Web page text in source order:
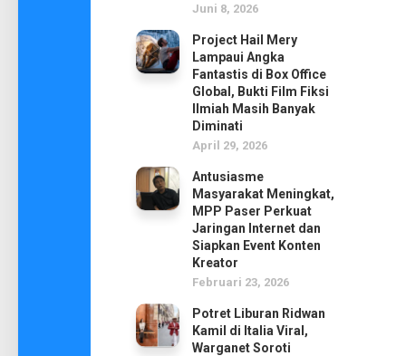
Juni 8, 2026
Project Hail Mery
Lampaui Angka
Fantastis di Box Office
Global, Bukti Film Fiksi
Ilmiah Masih Banyak
Diminati
April 29, 2026
Antusiasme
Masyarakat Meningkat,
MPP Paser Perkuat
Jaringan Internet dan
Siapkan Event Konten
Kreator
Februari 23, 2026
Potret Liburan Ridwan
Kamil di Italia Viral,
Warganet Soroti